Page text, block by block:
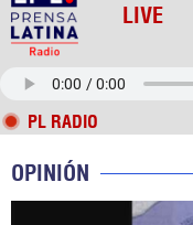
LIVE
PL RADIO
OPINIÓN